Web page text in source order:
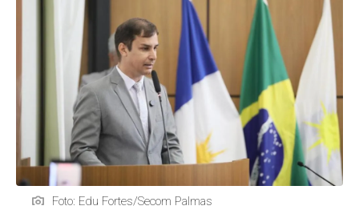
Foto: Edu Fortes/Secom Palmas